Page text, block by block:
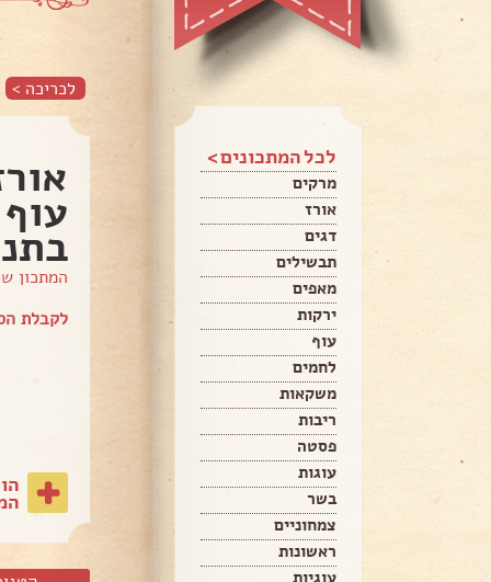
לכל המתכונים >
מרקים
אורז
דגים
תבשילים
מאפים
ירקות
עוף
לחמים
משקאות
ריבות
פסטה
עוגות
בשר
צמחוניים
ראשונות
עוגיות
לכריכה >
המתכון
לקבלת